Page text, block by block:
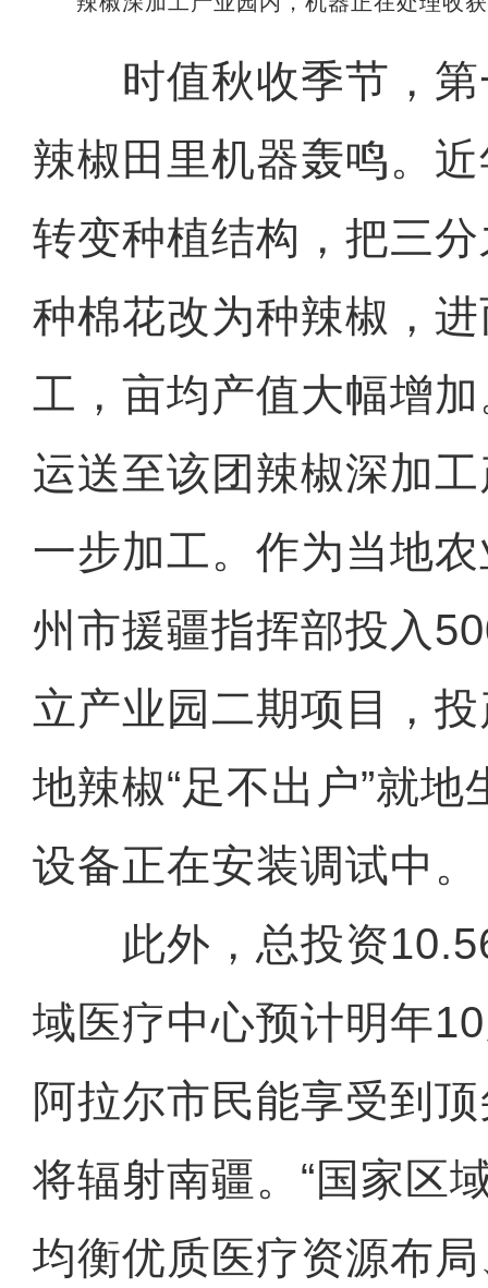
时值秋收季节，第
辣椒田里机器轰鸣。
转变种植结构，把三
种棉花改为种辣椒，
工，亩均产值大幅增
运送至该团辣椒深加
一步加工。作为当地
州市援疆指挥部投入
立产业园二期项目，
地辣椒“足不出户”就
设备正在安装调试中。
此外，总投资
域医疗中心预计明年
阿拉尔市民能享受到
将辐射南疆。“国家区
均衡优质医疗资源布